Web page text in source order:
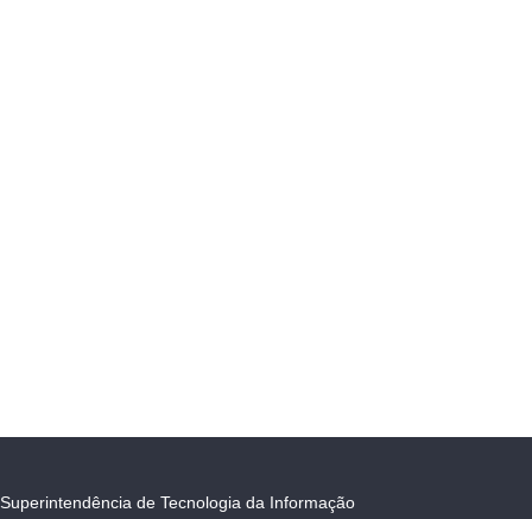
Superintendência de Tecnologia da Informação